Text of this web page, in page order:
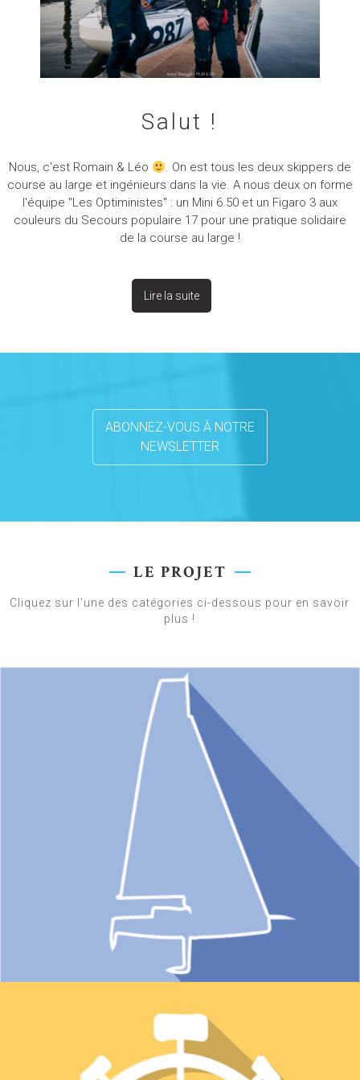
Salut !
Nous, c'est Romain & Léo
. On est tous les deux skippers de
course au large et ingénieurs dans la vie. A nous deux on forme
l'équipe "Les Optiministes" : un Mini 6.50 et un Figaro 3 aux
couleurs du Secours populaire 17 pour une pratique solidaire
de la course au large !
Lire la suite
ABONNEZ-VOUS À NOTRE
NEWSLETTER
LE PROJET
Cliquez sur l'une des catégories ci-dessous pour en savoir
plus !